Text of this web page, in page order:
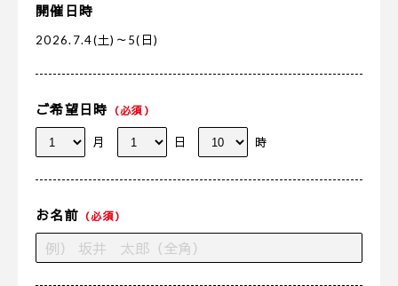
開催日時
2026.7.4(土)～5(日)
ご希望日時 （必須）
月 日 時
お名前 （必須）